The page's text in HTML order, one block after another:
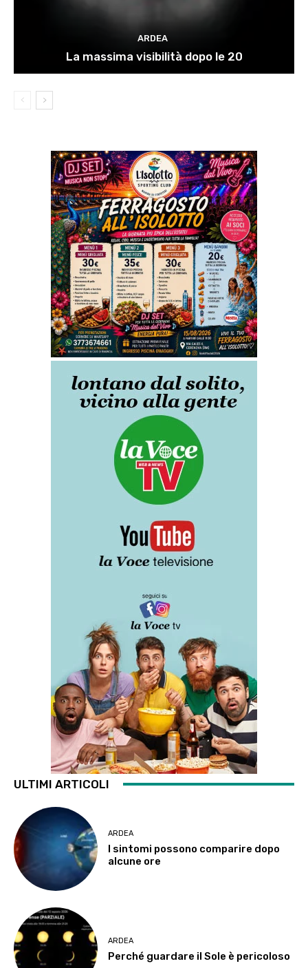
ARDEA
La massima visibilità dopo le 20
ULTIMI ARTICOLI
ARDEA
I sintomi possono comparire dopo
alcune ore
ARDEA
Perché guardare il Sole è pericoloso